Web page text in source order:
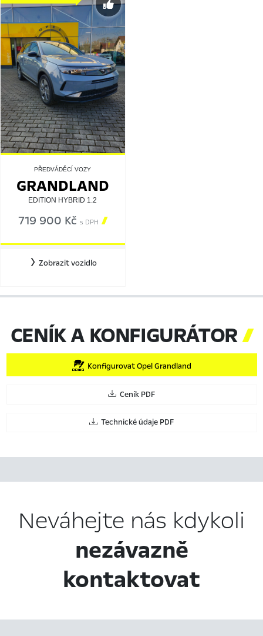
PŘEDVÁDĚCÍ VOZY
GRANDLAND
EDITION HYBRID 1.2
719 900 Kč s DPH 
Zobrazit vozidlo
CENÍK A KONFIGURÁTOR
Konfigurovat Opel Grandland
Ceník PDF
Technické údaje PDF
Neváhejte nás kdykoli
nezávazně
kontaktovat